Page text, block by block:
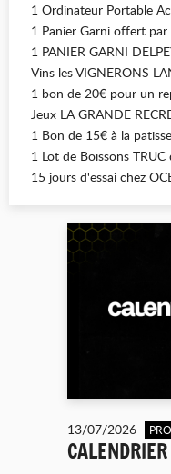
1 Ordinateur Portable
1 Panier Garni offert par
1 PANIER GARNI
Vins les VIGNERONS
1 bon de 20€ pour un
Jeux LA GRANDE
1 Bon de 15€ à la
1 Lot de Boissons TRUC
15 jours d'essai chez
13/07/2026